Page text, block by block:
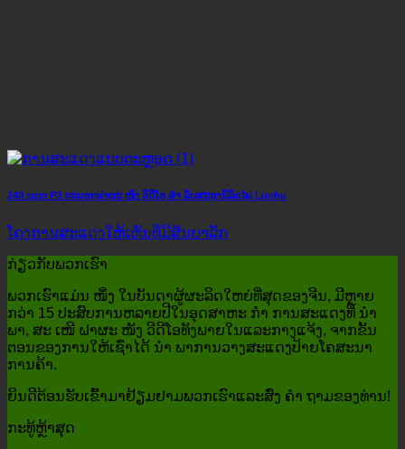
240 sqm P3 ກະບອກຝາຜະ ໜັງ ວິດີໂອ ສຳ ລັບສະຖານີລົດໄຟ Luohu
ໂຄງ​ການ​ສະ​ແດງ​ໃຫ້​ເຫັນ​ທີ່​ມີ​ສັນ​ຍາ​ລັກ​
ກ່ຽວ​ກັບ​ພວກ​ເຮົາ
ພວກເຮົາແມ່ນ ໜຶ່ງ ໃນບັນດາຜູ້ຜະລິດໃຫຍ່ທີ່ສຸດຂອງຈີນ, ມີຫຼາຍ
ກວ່າ 15 ປະສົບການຫລາຍປີໃນອຸດສາຫະ ກຳ ການສະແດງທີ່ ນຳ
ພາ, ສະ ເໜີ ຝາຜະ ໜັງ ວີດີໂອທັງພາຍໃນແລະກາງແຈ້ງ, ຈາກຂັ້ນ
ຕອນຂອງການໃຫ້ເຊົ່າໄດ້ ນຳ ພາການວາງສະແດງປ້າຍໂຄສະນາ
ການຄ້າ.
ຍິນດີຕ້ອນຮັບເຂົ້າມາຢ້ຽມຢາມພວກເຮົາແລະສົ່ງ ຄຳ ຖາມຂອງທ່ານ!
ກະ​ທູ້​ຫຼ້າ​ສຸດ